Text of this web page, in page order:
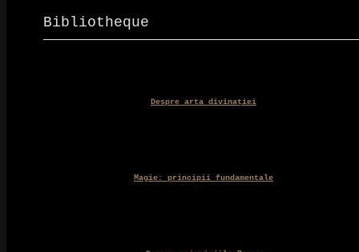
fost:
Bibliotheque
Despre arta divinației
Magie: principii fundamentale